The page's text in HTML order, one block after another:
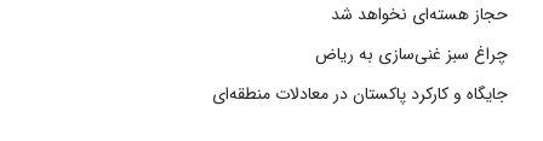
حجاز هسته‌ای نخواهد شد
چراغ سبز غنی‌سازی به ریاض
جایگاه و کارکرد پاکستان در معادلات منطقه‌ای